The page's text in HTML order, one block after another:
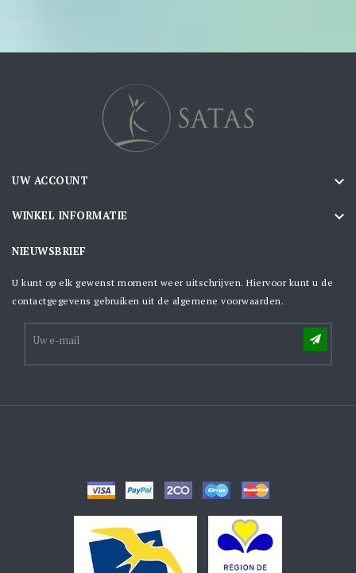
UW ACCOUNT 
WINKEL INFORMATIE 
NIEUWSBRIEF
U kunt op elk gewenst moment weer uitschrijven. Hiervoor kunt u de
contactgegevens gebruiken uit de algemene voorwaarden.